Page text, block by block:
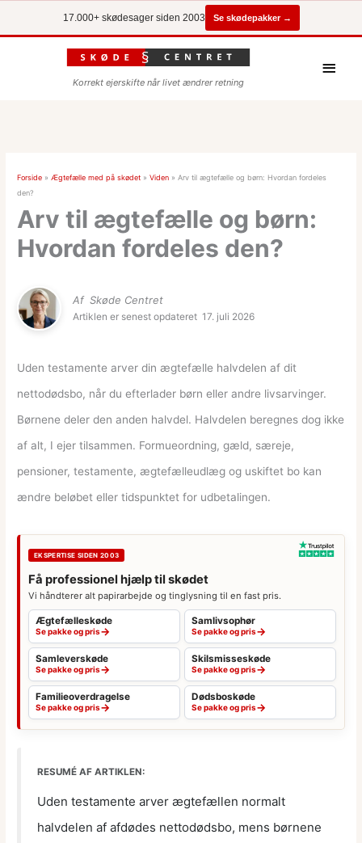
17.000+ skødesager siden 2003 Se skødepakker →
Korrekt ejerskifte når livet ændrer retning
Forside » Ægtefælle med på skødet »Viden »Arv til ægtefælle og børn: Hvordan fordeles
den?
Arv til ægtefælle og børn:
Hvordan fordeles den?
Af Skøde Centret
Artiklen er senest opdateret 17. juli 2026
Uden testamente arver din ægtefælle halvdelen af dit
nettodødsbo, når du efterlader børn eller andre livsarvinger.
Børnene deler den anden halvdel. Halvdelen beregnes dog ikke
af alt, I ejer tilsammen. Formueordning, gæld, særeje,
pensioner, testamente, ægtefælleudlæg og uskiftet bo kan
ændre beløbet eller tidspunktet for udbetalingen.
EKSPERTISE SIDEN 2003
Få professionel hjælp til skødet
Vi håndterer alt papirarbejde og tinglysning til en fast pris.
Ægtefælleskøde
Se pakke og pris→
Samlivsophør
Se pakke og pris→
Samleverskøde
Se pakke og pris→
Skilsmisseskøde
Se pakke og pris→
Familieoverdragelse
Se pakke og pris→
Dødsboskøde
Se pakke og pris→
RESUMÉ AF ARTIKLEN:
Uden testamente arver ægtefællen normalt
halvdelen af afdødes nettodødsbo, mens børnene